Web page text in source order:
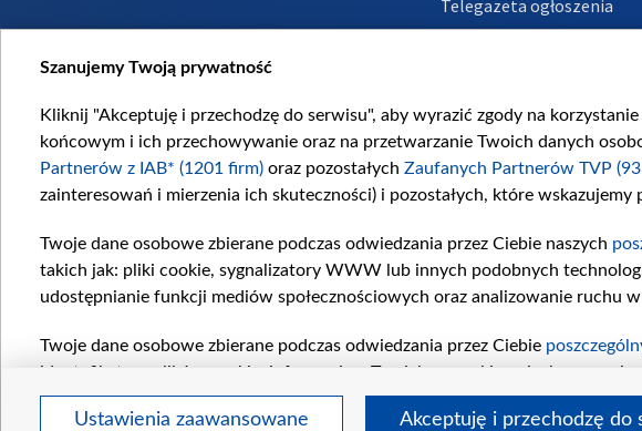
Telegazeta ogłoszenia
Informacje o nadawcy
Szanujemy Twoją prywatność
Kliknij "Akceptuję i przechodzę do serwisu", aby wyrazić zgody na
końcowym i ich przechowywanie oraz na przetwarzanie Twoich danych
Partnerów z IAB* (1201 firm) oraz pozostałych Zaufanych Partnerów TVP
zainteresowań i mierzenia ich skuteczności) i pozostałych, które
Twoje dane osobowe zbierane podczas odwiedzania przez Ciebie naszych
takich jak: pliki cookie, sygnalizatory WWW lub innych podobnych
udostępnianie funkcji mediów społecznościowych oraz analizowanie ruchu
Twoje dane osobowe zbierane podczas odwiedzania przez Ciebie
identyfikatory plików cookie, informacje o Twoich wyszukiwaniach w
pozostałychZaufanych Partnerów TVP
dla realizacji następujących celów i
wyboru spersonalizowanych reklam, tworzenia profilu spersonalizowanych
Ustawienia zaawansowane Akceptuję i przechodzę do